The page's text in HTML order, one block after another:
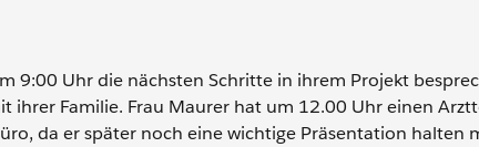
9:00 Uhr die nächsten Schritte in ihrem Projekt
ihrer Familie. Frau Maurer hat um 12.00 Uhr einen
da er später noch eine wichtige Präsentation halten